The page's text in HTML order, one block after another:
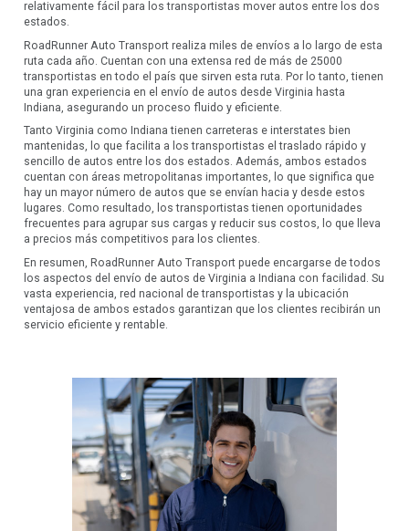
relativamente fácil para los transportistas mover autos entre los dos
estados.
RoadRunner Auto Transport realiza miles de envíos a lo largo de esta
ruta cada año. Cuentan con una extensa red de más de 25000
transportistas en todo el país que sirven esta ruta. Por lo tanto, tienen
una gran experiencia en el envío de autos desde Virginia hasta
Indiana, asegurando un proceso fluido y eficiente.
Tanto Virginia como Indiana tienen carreteras e interstates bien
mantenidas, lo que facilita a los transportistas el traslado rápido y
sencillo de autos entre los dos estados. Además, ambos estados
cuentan con áreas metropolitanas importantes, lo que significa que
hay un mayor número de autos que se envían hacia y desde estos
lugares. Como resultado, los transportistas tienen oportunidades
frecuentes para agrupar sus cargas y reducir sus costos, lo que lleva
a precios más competitivos para los clientes.
En resumen, RoadRunner Auto Transport puede encargarse de todos
los aspectos del envío de autos de Virginia a Indiana con facilidad. Su
vasta experiencia, red nacional de transportistas y la ubicación
ventajosa de ambos estados garantizan que los clientes recibirán un
servicio eficiente y rentable.